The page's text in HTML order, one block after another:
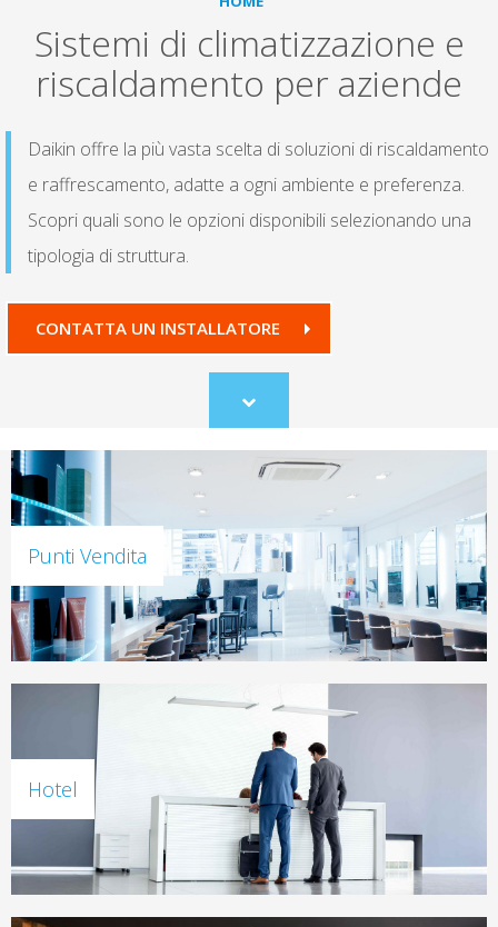
Sistemi di climatizzazione e
riscaldamento per aziende
Daikin offre la più vasta scelta di soluzioni di riscaldamento
e raffrescamento, adatte a ogni ambiente e preferenza.
Scopri quali sono le opzioni disponibili selezionando una
tipologia di struttura.
CONTATTA UN INSTALLATORE
Scroll
to
content
Punti Vendita
Hotel